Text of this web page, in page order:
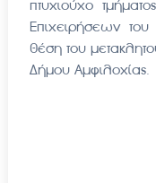
πτυχιούχο
Επιχειρήσεων του
θέση του
Δήμου Αμφιλοχίας.